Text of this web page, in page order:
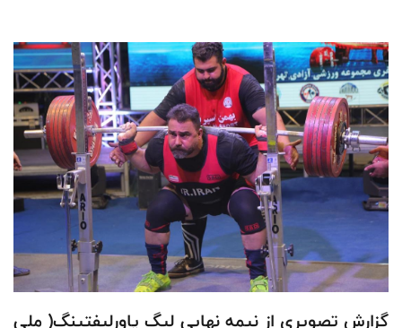
گزارش تصویری از نیمه نهایی لیگ پاورلیفتینگ( ملی